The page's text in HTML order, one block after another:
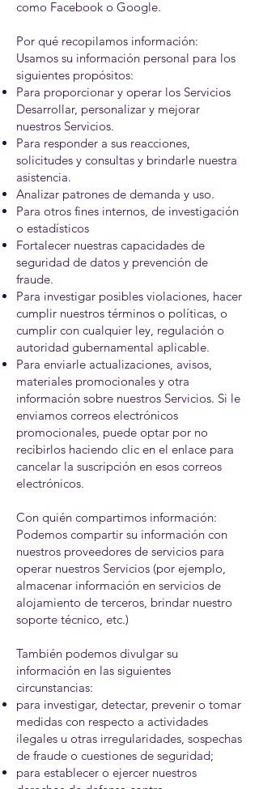
como Facebook o Google.
Por qué recopilamos información:
Usamos su información personal para los
siguientes propósitos:
Para proporcionar y operar los Servicios
Desarrollar, personalizar y mejorar
nuestros Servicios.
Para responder a sus reacciones,
solicitudes y consultas y brindarle nuestra
asistencia.
Analizar patrones de demanda y uso.
Para otros fines internos, de investigación
o estadísticos
Fortalecer nuestras capacidades de
seguridad de datos y prevención de
fraude.
Para investigar posibles violaciones, hacer
cumplir nuestros términos o políticas, o
cumplir con cualquier ley, regulación o
autoridad gubernamental aplicable.
Para enviarle actualizaciones, avisos,
materiales promocionales y otra
información sobre nuestros Servicios. Si le
enviamos correos electrónicos
promocionales, puede optar por no
recibirlos haciendo clic en el enlace para
cancelar la suscripción en esos correos
electrónicos. ​
Con quién compartimos información:
Podemos compartir su información con
nuestros proveedores de servicios para
operar nuestros Servicios (por ejemplo,
almacenar información en servicios de
alojamiento de terceros, brindar nuestro
soporte técnico, etc.)
También podemos divulgar su
información en las siguientes
circunstancias:
para investigar, detectar, prevenir o tomar
medidas con respecto a actividades
ilegales u otras irregularidades, sospechas
de fraude o cuestiones de seguridad;
para establecer o ejercer nuestros